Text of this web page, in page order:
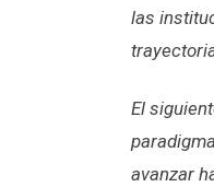
las
El
avanzar